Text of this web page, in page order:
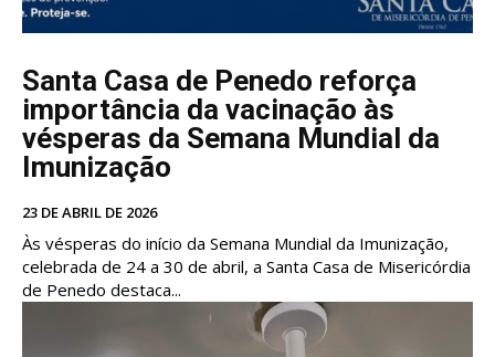
Santa Casa de Penedo reforça
importância da vacinação às
vésperas da Semana Mundial da
Imunização
23 DE ABRIL DE 2026
Às vésperas do início da Semana Mundial da Imunização,
celebrada de 24 a 30 de abril, a Santa Casa de Misericórdia
de Penedo destaca...